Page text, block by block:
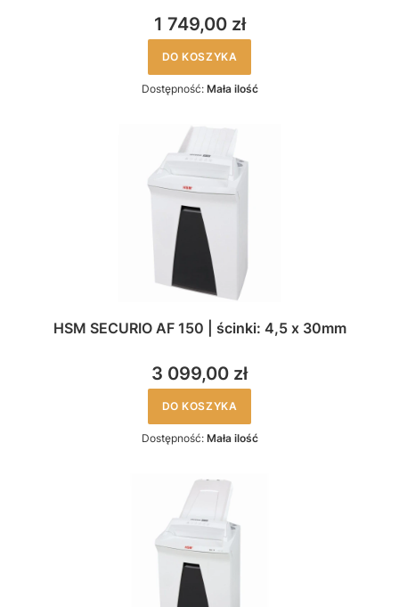
1 749,00 zł
DO KOSZYKA
Dostępność: Mała ilość
HSM SECURIO AF 150 | ścinki: 4,5 x 30mm
3 099,00 zł
DO KOSZYKA
Dostępność: Mała ilość